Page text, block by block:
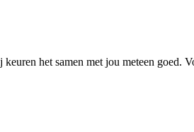
het samen met jou meteen goed.